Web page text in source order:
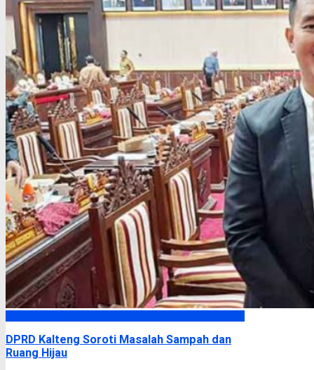
DPRD Kalteng Soroti Masalah Sampah dan
Ruang Hijau